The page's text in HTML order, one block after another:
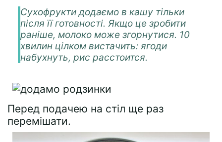
Сухофрукти додаємо в кашу тільки
після її готовності. Якщо це зробити
раніше, молоко може згорнутися. 10
хвилин цілком вистачить: ягоди
набухнуть, рис расстоится.
Перед подачею на стіл ще раз
перемішати.